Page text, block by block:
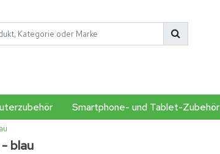
Smartphone- und Tablet-Zubehör
blau